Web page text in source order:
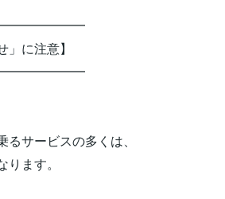
」に注意】
るサービスの多くは、
ます。